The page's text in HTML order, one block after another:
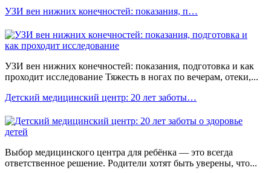
УЗИ вен нижних конечностей: показания, п…
УЗИ вен нижних конечностей: показания, подготовка и как
проходит исследование Тяжесть в ногах по вечерам, отеки,...
Детский медицинский центр: 20 лет заботы…
Выбор медицинского центра для ребёнка — это всегда
ответственное решение. Родители хотят быть уверены, что...